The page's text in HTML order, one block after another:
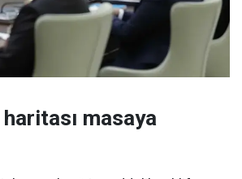
haritası masaya